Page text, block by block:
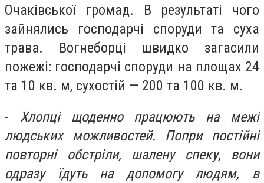
Очаківської громад. В результаті чого
зайнялись господарчі споруди та суха
трава. Вогнеборці швидко загасили
пожежі: господарчі споруди на площах 24
та 10 кв. м, сухостій — 200 та 100 кв. м.
- Хлопці щоденно працюють на межі
людських можливостей. Попри постійні
повторні обстріли, шалену спеку, вони
одразу їдуть на допомогу людям, в